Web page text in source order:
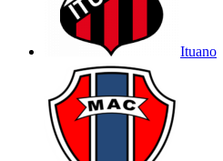
Ituano